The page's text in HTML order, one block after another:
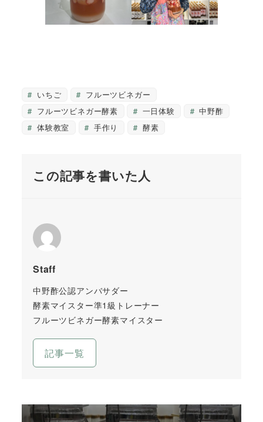
いちご
フルーツビネガー
フルーツビネガー酵素
一日体験
中野酢
体験教室
手作り 酵素
この記事を書いた人
Staff
中野酢公認アンバサダー
酵素マイスター準1級トレーナー
フルーツビネガー酵素マイスター
記事一覧